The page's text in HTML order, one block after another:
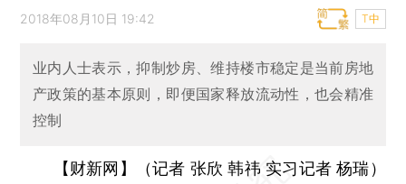
2018年08月10日 19:42 T中
业内人士表示，抑制炒房、维持楼市稳定是当前房地
产政策的基本原则，即便国家释放流动性，也会精准
控制
【财新网】（记者 张欣 韩祎 实习记者 杨瑞）